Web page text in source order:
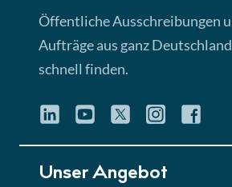
Öffentliche Ausschreibungen
Aufträge aus ganz
schnell finden.
Unser Angebot